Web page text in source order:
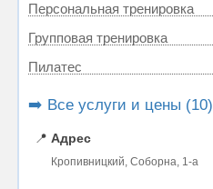
Персональная тренировка
Групповая тренировка
Пилатес
➡️ Все услуги и цены (10)
📍 Адрес
Кропивницкий, Соборна, 1-а